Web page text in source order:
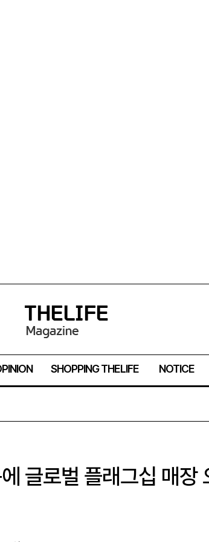
SHOPPING THELIFE NOTICE
글로벌 플래그십 매장